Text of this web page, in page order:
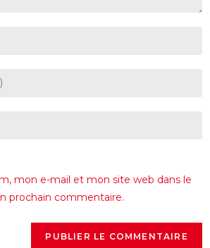
mon e-mail et mon site web dans le
prochain commentaire.